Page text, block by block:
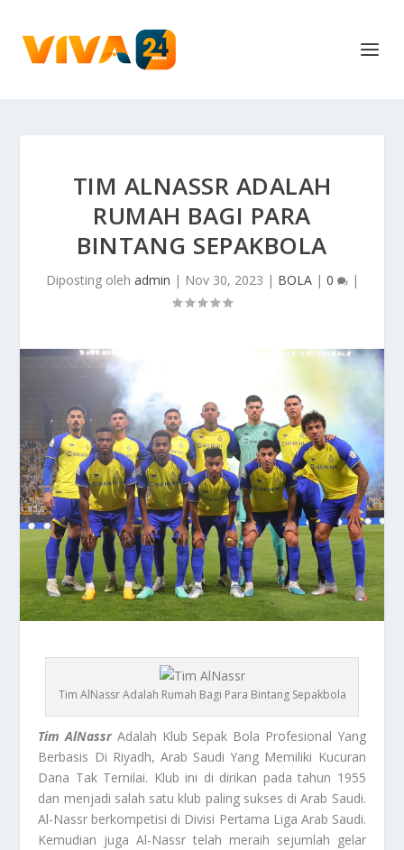
TIM ALNASSR ADALAH
RUMAH BAGI PARA
BINTANG SEPAKBOLA
Diposting oleh admin | Nov 30, 2023 | BOLA| 0 |
Tim AlNassr Adalah Rumah Bagi Para Bintang Sepakbola
Tim AlNassrAdalah Klub Sepak Bola Profesional Yang
Berbasis Di Riyadh, Arab Saudi Yang Memiliki Kucuran
Dana Tak Ternilai. Klub ini di dirikan pada tahun 1955
dan menjadi salah satu klub paling sukses di Arab Saudi.
Al-Nassr berkompetisi di Divisi Pertama Liga Arab Saudi.
Kemudian juga Al-Nassr telah meraih sejumlah gelar